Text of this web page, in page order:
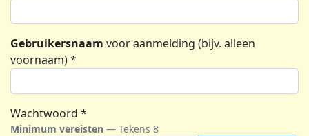
Gebruikersnaam voor aanmelding (bijv. alleen
voornaam)*
Wachtwoord *
Minimum vereisten — Tekens 8